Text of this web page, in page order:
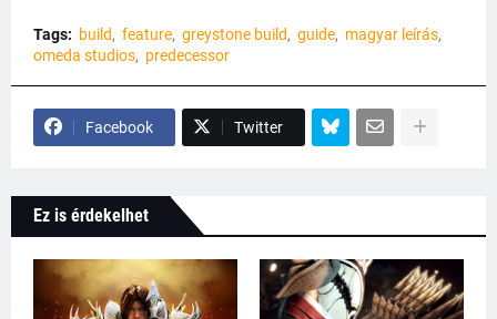
Tags: build feature greystone build guide
magyar leírás
omeda studios
predecessor
Facebook Twitter
Ez is érdekelhet